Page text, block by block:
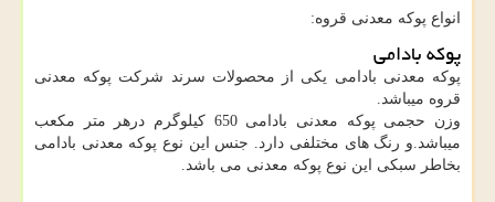
انواع پوکه معدنی قروه:
پوکه بادامی
پوکه معدنی بادامی یکی از محصولات سرند شرکت پوکه معدنی
قروه میباشد.
وزن حجمی پوکه معدنی بادامی 650 کیلوگرم درهر متر مکعب
میباشد.و رنگ های مختلفی دارد. جنس این نوع پوکه معدنی بادامی
بخاطر سبکی این نوع پوکه معدنی می باشد.